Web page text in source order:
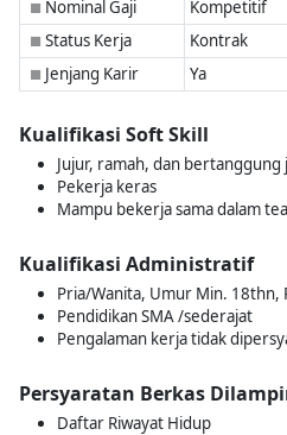
■ Nominal Gaji Kompetitif
■ Status Kerja Kontrak
■ Jenjang Karir Ya
Kualifikasi Soft Skill
Jujur, ramah, dan bertanggung
Pekerja keras
Mampu bekerja sama dalam
Kualifikasi Administratif
Pria/Wanita, Umur Min. 18thn,
Pendidikan SMA /sederajat
Pengalaman kerja tidak
Persyaratan Berkas
Daftar Riwayat Hidup